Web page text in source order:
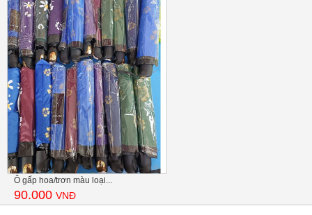
Ô gấp hoa/trơn màu loại...
90.000 VNĐ